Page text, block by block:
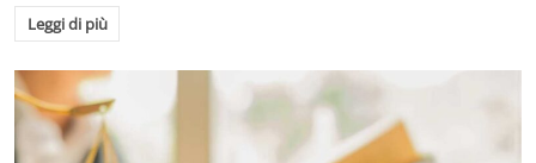
Leggi di più